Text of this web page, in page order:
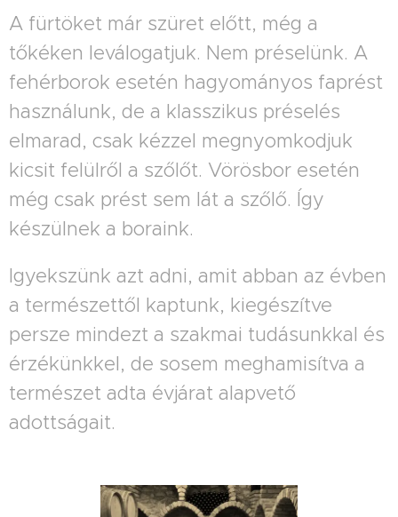
A fürtöket már szüret előtt, még a
tőkéken leválogatjuk. Nem préselünk. A
fehérborok esetén hagyományos faprést
használunk, de a klasszikus préselés
elmarad, csak kézzel megnyomkodjuk
kicsit felülről a szőlőt. Vörösbor esetén
még csak prést sem lát a szőlő. Így
készülnek a boraink.
Igyekszünk azt adni, amit abban az évben
a természettől kaptunk, kiegészítve
persze mindezt a szakmai tudásunkkal és
érzékünkkel, de sosem meghamisítva a
természet adta évjárat alapvető
adottságait.